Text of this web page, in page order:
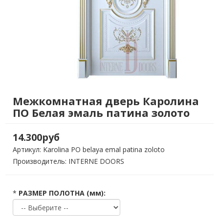
Межкомнатная дверь Каролина
ПО Белая эмаль патина золото
14.300руб
Артикул: Karolina PO belaya emal patina zoloto
Производитель: INTERNE DOORS
* РАЗМЕР ПОЛОТНА (мм):